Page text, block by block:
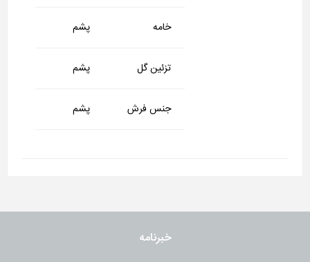
خامه پشم
تزئین گل پشم
جنس فرش پشم
خبرنامه